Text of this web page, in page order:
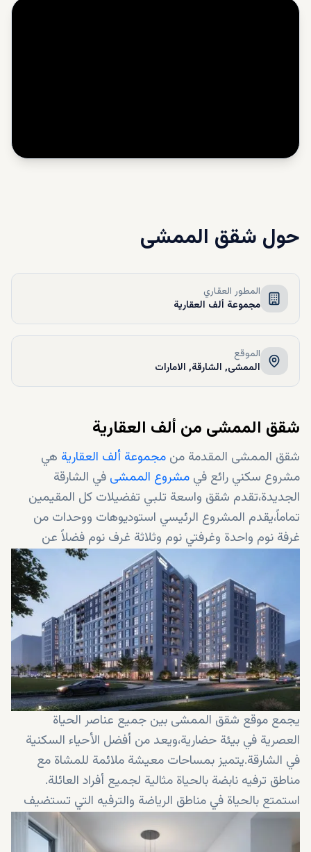
حول شقق الممشى
المطور العقاري
مجموعة ألف العقارية
الموقع
الممشى, الشارقة, الامارات
شقق الممشى من ألف العقارية
شقق الممشى المقدمة من مجموعة ألف العقارية هي
مشروع سكني رائع في مشروع الممشى في الشارقة
الجديدة،تقدم شقق واسعة تلبي تفضيلات كل المقيمين
تماماً،يقدم المشروع الرئيسي استوديوهات ووحدات من
غرفة نوم واحدة وغرفتي نوم وثلاثة غرف نوم فضلاً عن
الدوبلكس والبنتهاوس الرائعة،ويعرض كل منزل شرفات
واسعة مع حدائق خاصة مورقة.
يجمع موقع شقق الممشى بين جميع عناصر الحياة
العصرية في بيئة حضارية،ويعد من أفضل الأحياء السكنية
في الشارقة.يتميز بمساحات معيشة ملائمة للمشاة مع
مناطق ترفيه نابضة بالحياة مثالية لجميع أفراد العائلة.
استمتع بالحياة في مناطق الرياضة والترفيه التي تستضيف
الحفلات الموسيقية الحية والبرامج المثيرة على مدار السنة!
سيتم إطلاق شقق الممشى في الربع الرابع من عام 2019.